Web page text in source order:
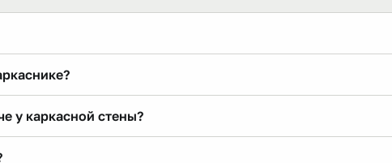
утеплённой стены.
у каркасной стены?